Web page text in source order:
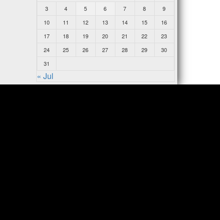
3
4 5 6 7 8
9
10
11 12 13 14 15
16
17
18 19 20 21 22
23
24
25 26 27 28 29
30
31
« Jul